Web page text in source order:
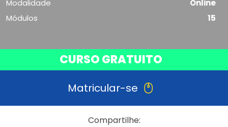
Modalidade
Online
Módulos
15
CURSO GRATUITO
Matricular-se
Compartilhe: